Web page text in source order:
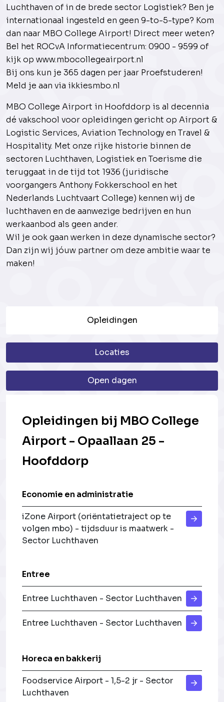
Luchthaven of in de brede sector Logistiek? Ben je
internationaal ingesteld en geen 9-to-5-type? Kom
dan naar MBO College Airport! Direct meer weten?
Bel het ROCvA Informatiecentrum: 0900 - 9599 of
kijk op www.mbocollegeairport.nl
Bij ons kun je 365 dagen per jaar Proefstuderen!
Meld je aan via ikkiesmbo.nl
MBO College Airport in Hoofddorp is al decennia
dé vakschool voor opleidingen gericht op Airport &
Logistic Services, Aviation Technology en Travel &
Hospitality. Met onze rijke historie binnen de
sectoren Luchthaven, Logistiek en Toerisme die
teruggaat in de tijd tot 1936 (juridische
voorgangers Anthony Fokkerschool en het
Nederlands Luchtvaart College) kennen wij de
luchthaven en de aanwezige bedrijven en hun
werkaanbod als geen ander.
Wil je ook gaan werken in deze dynamische sector?
Dan zijn wij jóuw partner om deze ambitie waar te
maken!
Opleidingen
Locaties
Open dagen
Opleidingen bij MBO College
Airport - Opaallaan 25 -
Hoofddorp
Economie en administratie
iZone Airport (oriëntatietraject op te
volgen mbo) - tijdsduur is maatwerk -
Sector Luchthaven
Entree
Entree Luchthaven - Sector Luchthaven
Entree Luchthaven - Sector Luchthaven
Horeca en bakkerij
Foodservice Airport - 1,5-2 jr - Sector
Luchthaven